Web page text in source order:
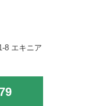
8 エキニア